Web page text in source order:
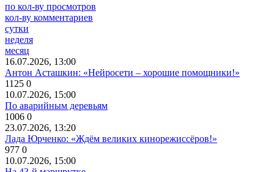
по кол-ву просмотров
кол-ву комментариев
сутки
неделя
месяц
16.07.2026, 13:00
Антон Асташкин: «Нейросети – хорошие помощники!»
1125 0
10.07.2026, 15:00
По аварийным деревьям
1006 0
23.07.2026, 13:20
Лада Юрченко: «Ждём великих кинорежиссёров!»
977 0
10.07.2026, 15:00